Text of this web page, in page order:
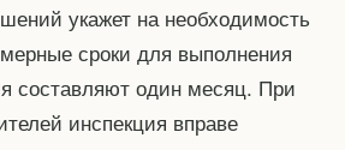
укажет на необходимость
сроки для выполнения
составляют один месяц. При
инспекция вправе